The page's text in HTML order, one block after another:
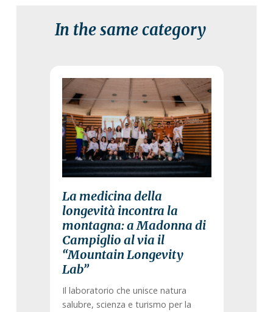
In the same category
3 August 2026
La medicina della
longevità incontra la
montagna: a Madonna di
Campiglio al via il
“Mountain Longevity
Lab”
Il laboratorio che unisce natura
salubre, scienza e turismo per la